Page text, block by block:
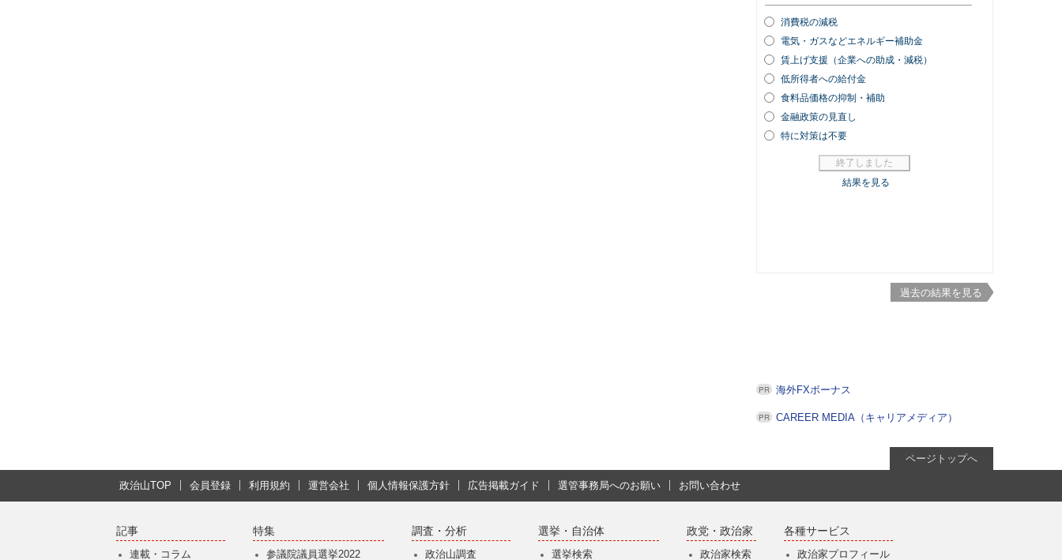
過去の結果を見る
海外FXボーナス
CAREER MEDIA（キャリアメディア）
ページトップへ
政治山TOP 会員登録 利用規約 運営会社 個人情報保護方針 広告掲載ガイド 選管事務局へのお願い お問い合わせ
記事
連載・コラム
特集
参議院議員選挙2022
調査・分析
政治山調査
選挙・自治体
選挙検索
政党・政治家
政治家検索
各種サービス
政治家プロフィール